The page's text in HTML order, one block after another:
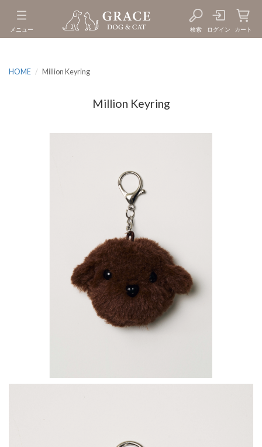
検索 ログイン カート
メニュー
HOME Million Keyring
Million Keyring